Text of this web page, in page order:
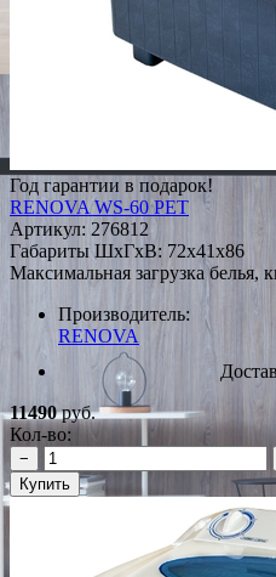
Год гарантии в подарок!
RENOVA WS-60 PET
Артикул: 276812
Габариты ШxГxВ: 72x41x86
Максимальная загрузка белья,
Производитель:
RENOVA
11490руб.
Кол-во:
−
Купить